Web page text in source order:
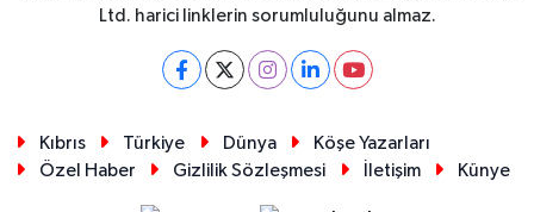
Ltd. harici linklerin sorumluluğunu almaz.
Kıbrıs Türkiye Dünya
Köşe Yazarları
Özel Haber
Gizlilik Sözleşmesi İletişim Künye